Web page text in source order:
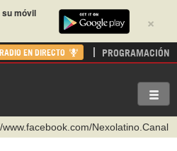
×
su móvil
RADIO EN DIRECTO PROGRAMACIÓN
www.facebook.com/Nexolatino.Canal